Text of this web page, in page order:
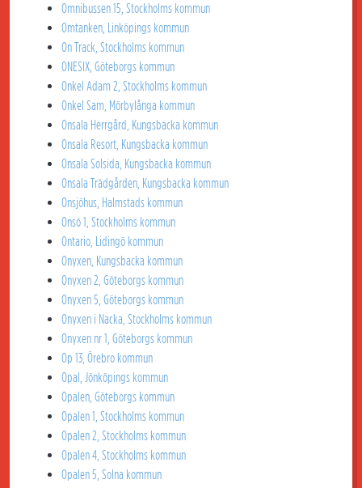
Omnibussen 15, Stockholms kommun
Omtanken, Linköpings kommun
On Track, Stockholms kommun
ONESIX, Göteborgs kommun
Onkel Adam 2, Stockholms kommun
Onkel Sam, Mörbylånga kommun
Onsala Herrgård, Kungsbacka kommun
Onsala Resort, Kungsbacka kommun
Onsala Solsida, Kungsbacka kommun
Onsala Trädgården, Kungsbacka kommun
Onsjöhus, Halmstads kommun
Onsö 1, Stockholms kommun
Ontario, Lidingö kommun
Onyxen, Kungsbacka kommun
Onyxen 2, Göteborgs kommun
Onyxen 5, Göteborgs kommun
Onyxen i Nacka, Stockholms kommun
Onyxen nr 1, Göteborgs kommun
Op 13, Örebro kommun
Opal, Jönköpings kommun
Opalen, Göteborgs kommun
Opalen 1, Stockholms kommun
Opalen 2, Stockholms kommun
Opalen 4, Stockholms kommun
Opalen 5, Solna kommun